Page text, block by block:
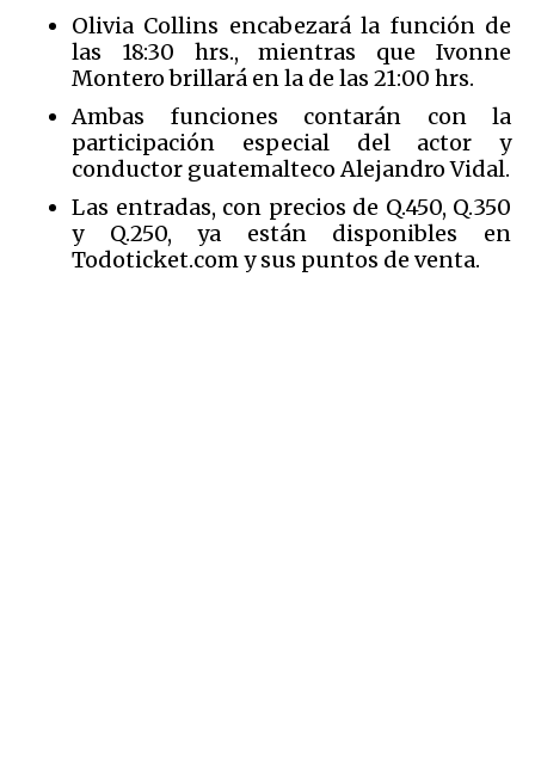
Olivia Collins encabezará la función de
las 18:30 hrs., mientras que Ivonne
Montero brillará en la de las 21:00 hrs.
Ambas funciones contarán con la
participación especial del actor y
conductor guatemalteco Alejandro Vidal.
Las entradas, con precios de Q.450, Q.350
y Q.250, ya están disponibles en
Todoticket.com y sus puntos de venta.